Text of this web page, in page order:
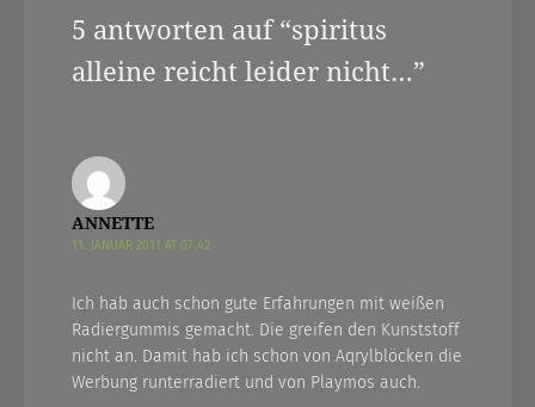
5 antworten auf “spiritus
alleine reicht leider nicht…”
ANNETTE
11. JANUAR 2011 AT 07.42
Ich hab auch schon gute Erfahrungen mit weißen
Radiergummis gemacht. Die greifen den Kunststoff
nicht an. Damit hab ich schon von Aqrylblöcken die
Werbung runterradiert und von Playmos auch.